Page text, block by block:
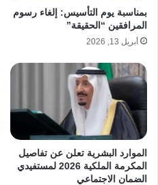
بمناسبة يوم التأسيس: إلغاء رسوم
المرافقين “الحقيقة”
أبريل 13, 2026
الموارد البشرية تعلن عن تفاصيل
المكرمة الملكية 2026 لمستفيدي
الضمان الاجتماعي